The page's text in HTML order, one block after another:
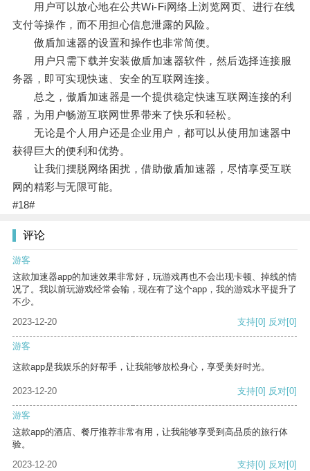
用户可以放心地在公共Wi-Fi网络上浏览网页、进行在线
支付等操作，而不用担心信息泄露的风险。
傲盾加速器的设置和操作也非常简便。
用户只需下载并安装傲盾加速器软件，然后选择连接服
务器，即可实现快速、安全的互联网连接。
总之，傲盾加速器是一个提供稳定快速互联网连接的利
器，为用户畅游互联网世界带来了快乐和轻松。
无论是个人用户还是企业用户，都可以从使用加速器中
获得巨大的便利和优势。
让我们摆脱网络困扰，借助傲盾加速器，尽情享受互联
网的精彩与无限可能。
#18#
评论
游客
这款加速器app的加速效果非常好，玩游戏再也不会出现卡顿、掉线的情
况了。我以前玩游戏经常会输，现在有了这个app，我的游戏水平提升了
不少。
2023-12-20
支持[0] 反对[0]
游客
这款app是我娱乐的好帮手，让我能够放松身心，享受美好时光。
2023-12-20 支持[0] 反对[0]
游客
这款app的酒店、餐厅推荐非常有用，让我能够享受到高品质的旅行体
验。
2023-12-20
支持[0] 反对[0]